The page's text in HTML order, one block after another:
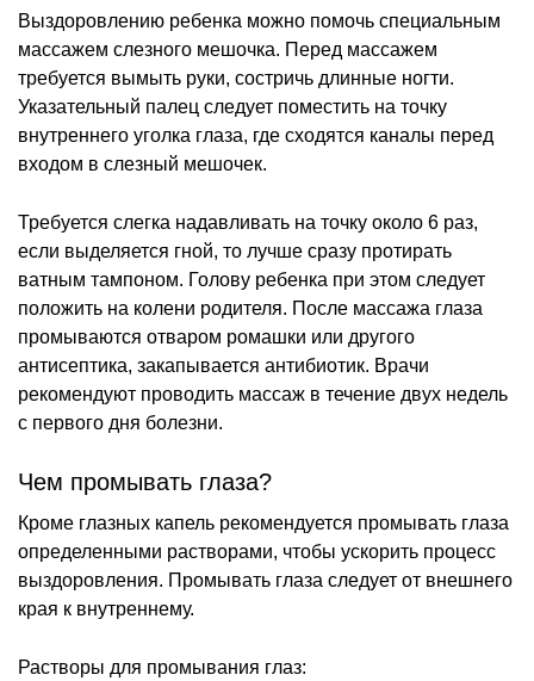
Выздоровлению ребенка можно помочь специальным
массажем слезного мешочка. Перед массажем
требуется вымыть руки, состричь длинные ногти.
Указательный палец следует поместить на точку
внутреннего уголка глаза, где сходятся каналы перед
входом в слезный мешочек.
Требуется слегка надавливать на точку около 6 раз,
если выделяется гной, то лучше сразу протирать
ватным тампоном. Голову ребенка при этом следует
положить на колени родителя. После массажа глаза
промываются отваром ромашки или другого
антисептика, закапывается антибиотик. Врачи
рекомендуют проводить массаж в течение двух недель
с первого дня болезни.
Чем промывать глаза?
Кроме глазных капель рекомендуется промывать глаза
определенными растворами, чтобы ускорить процесс
выздоровления. Промывать глаза следует от внешнего
края к внутреннему.
Растворы для промывания глаз: